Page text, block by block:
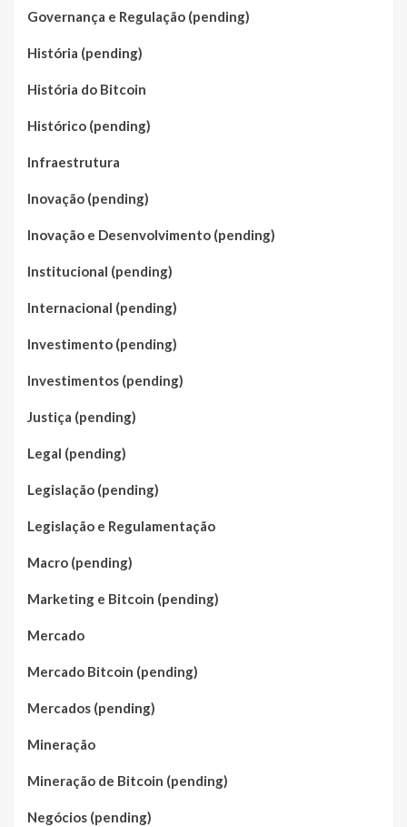
Governança e Regulação (pending)
História (pending)
História do Bitcoin
Histórico (pending)
Infraestrutura
Inovação (pending)
Inovação e Desenvolvimento (pending)
Institucional (pending)
Internacional (pending)
Investimento (pending)
Investimentos (pending)
Justiça (pending)
Legal (pending)
Legislação (pending)
Legislação e Regulamentação
Macro (pending)
Marketing e Bitcoin (pending)
Mercado
Mercado Bitcoin (pending)
Mercados (pending)
Mineração
Mineração de Bitcoin (pending)
Negócios (pending)